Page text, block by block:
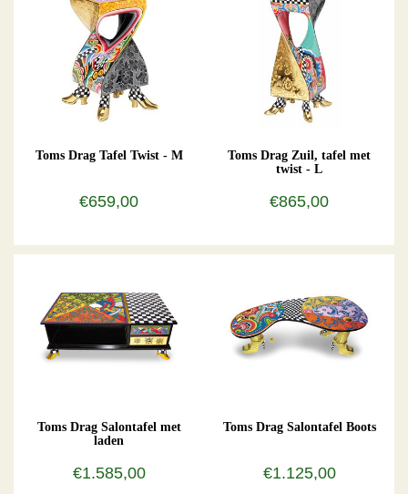
Toms Drag Tafel Twist - M
€659,00
Toms Drag Zuil, tafel met
twist - L
€865,00
Toms Drag Salontafel met
laden
€1.585,00
Toms Drag Salontafel Boots
€1.125,00